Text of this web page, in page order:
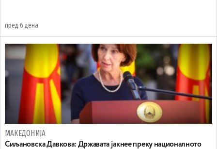
пред 6 дена
МАКЕДОНИЈА
Сиљановска Давкова: Државата јакнее преку националното